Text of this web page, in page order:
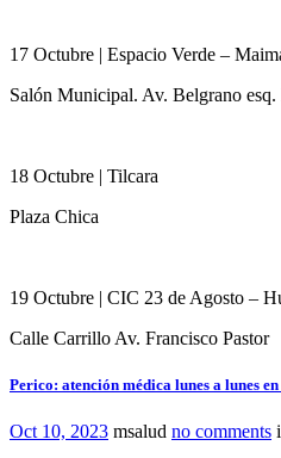
17 Octubre | Espacio Verde –
Salón Municipal. Av. Belgrano esq.
18 Octubre | Tilcara
Plaza Chica
19 Octubre | CIC 23 de Agosto –
Calle Carrillo Av. Francisco Pastor
Perico: atención médica lunes a lunes
Oct 10, 2023 msalud no comments